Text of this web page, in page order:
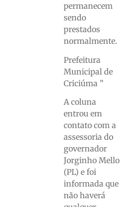
permanecem
sendo
prestados
normalmente.
Prefeitura
Municipal de
Criciúma ”
A coluna
entrou em
contato com a
assessoria do
governador
Jorginho Mello
(PL) e foi
informada que
não haverá